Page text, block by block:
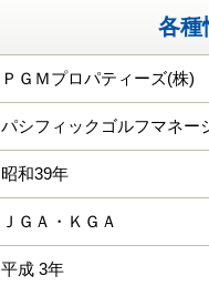
各種
ＰＧＭプロパティーズ(株)
パシフィックゴルフマネー
昭和39年
ＪＧＡ・ＫＧＡ
平成 3年